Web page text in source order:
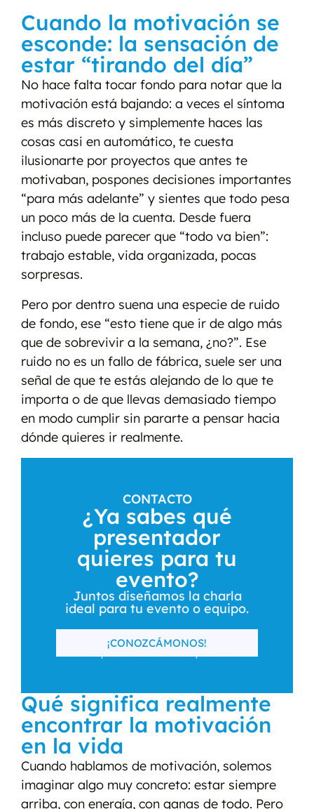
Cuando la motivación se
esconde: la sensación de
estar “tirando del día”
No hace falta tocar fondo para notar que la
motivación está bajando: a veces el síntoma
es más discreto y simplemente haces las
cosas casi en automático, te cuesta
ilusionarte por proyectos que antes te
motivaban, pospones decisiones importantes
“para más adelante” y sientes que todo pesa
un poco más de la cuenta. Desde fuera
incluso puede parecer que “todo va bien”:
trabajo estable, vida organizada, pocas
sorpresas.
Pero por dentro suena una especie de ruido
de fondo, ese “esto tiene que ir de algo más
que de sobrevivir a la semana, ¿no?”. Ese
ruido no es un fallo de fábrica, suele ser una
señal de que te estás alejando de lo que te
importa o de que llevas demasiado tiempo
en modo cumplir sin pararte a pensar hacia
dónde quieres ir realmente.
CONTACTO
¿Ya sabes qué
presentador
quieres para tu
evento?
Juntos diseñamos la charla
ideal para tu evento o equipo.
¡CONOZCÁMONOS!
Qué significa realmente
encontrar la motivación
en la vida
Cuando hablamos de motivación, solemos
imaginar algo muy concreto: estar siempre
arriba, con energía, con ganas de todo. Pero